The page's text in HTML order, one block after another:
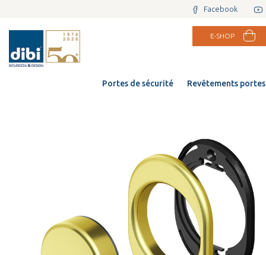
Facebook
E-SHOP
Portes de sécurité Revêtements